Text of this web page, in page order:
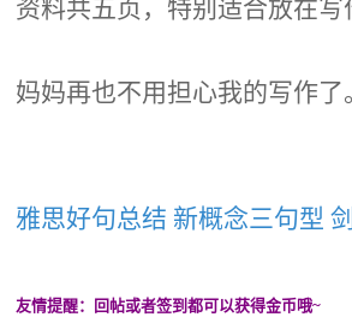
资料共五页，特别适合放在写
妈妈再也不用担心我的写作了
雅思好句总结 新概念三句型
友情提醒：回帖或者签到都可以获得金币哦~